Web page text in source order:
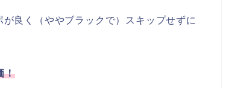
良く（ややブラックで）スキップせずに
！